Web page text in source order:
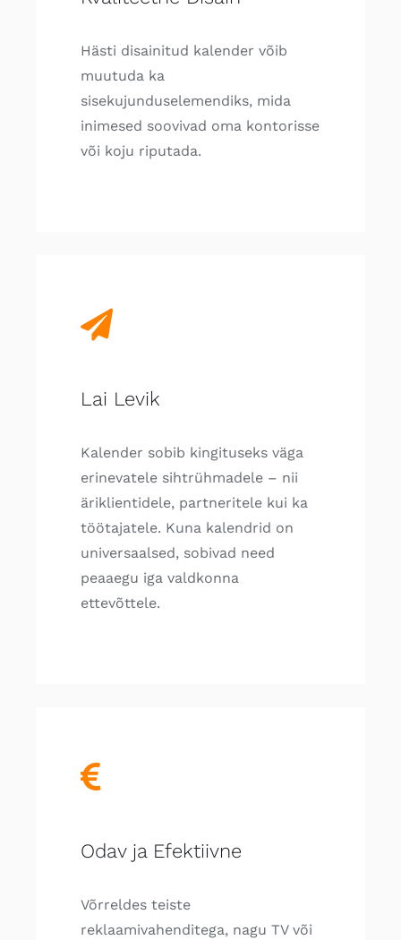
Hästi disainitud kalender võib
muutuda ka
sisekujunduselemendiks, mida
inimesed soovivad oma kontorisse
või koju riputada.
Lai Levik
Kalender sobib kingituseks väga
erinevatele sihtrühmadele – nii
äriklientidele, partneritele kui ka
töötajatele. Kuna kalendrid on
universaalsed, sobivad need
peaaegu iga valdkonna
ettevõttele.
Odav ja Efektiivne
Võrreldes teiste
reklaamivahenditega, nagu TV või